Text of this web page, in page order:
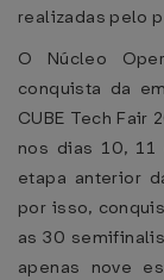
realizadas pelo
O Núcleo
conquista da
CUBE Tech Fair
nos dias 10, 11
etapa anterior
por isso,
as 30
apenas nove